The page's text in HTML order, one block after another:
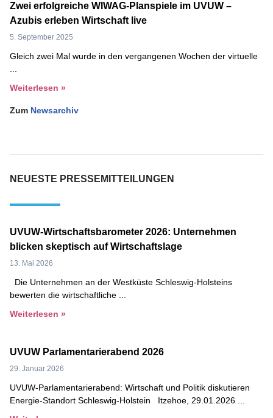
Zwei erfolgreiche WIWAG-Planspiele im UVUW –
Azubis erleben Wirtschaft live
5. September 2025
Gleich zwei Mal wurde in den vergangenen Wochen der virtuelle
Weiterlesen »
Zum Newsarchiv
NEUESTE PRESSEMITTEILUNGEN
UVUW-Wirtschaftsbarometer 2026: Unternehmen
blicken skeptisch auf Wirtschaftslage
13. Mai 2026
Die Unternehmen an der Westküste Schleswig-Holsteins
bewerten die wirtschaftliche
Weiterlesen »
UVUW Parlamentarierabend 2026
29. Januar 2026
UVUW-Parlamentarierabend: Wirtschaft und Politik diskutieren
Energie-Standort Schleswig-Holstein Itzehoe, 29.01.2026